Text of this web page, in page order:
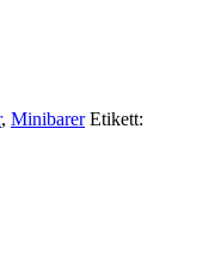
, Minibarer Etikett: